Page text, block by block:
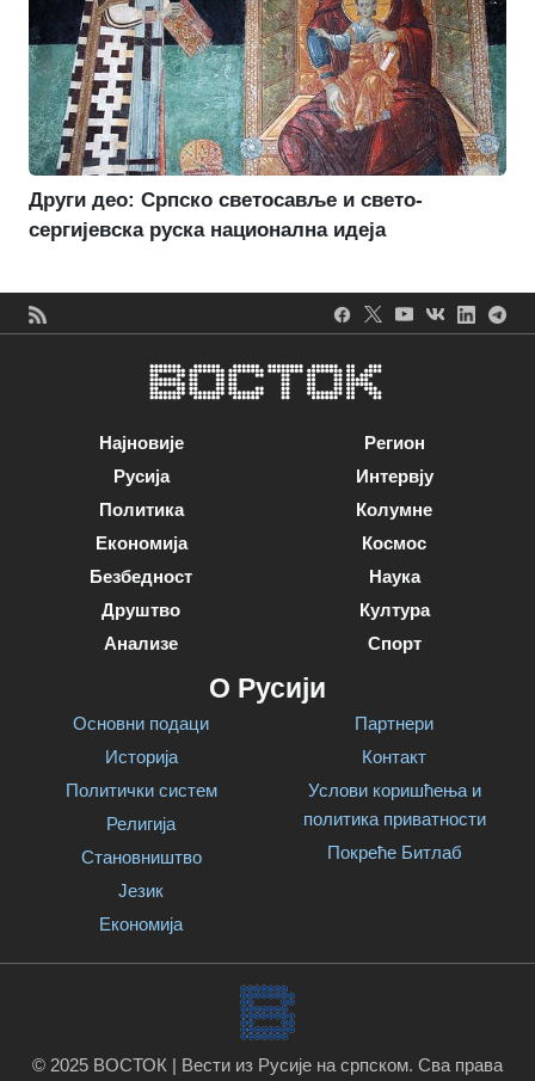
Други део: Српско светосавље и свето-
сергијевска руска национална идеја
Најновије
Русија
Политика
Економија
Безбедност
Друштво
Анализе
Регион
Интервју
Колумне
Космос
Наука
Култура
Спорт
О Русији
Основни подаци
Историја
Политички систем
Религија
Становништво
Језик
Економија
Партнери
Контакт
Услови коришћења и
политика приватности
Покреће Битлаб
© 2025 ВОСТОК | Вести из Русије на српском. Сва права